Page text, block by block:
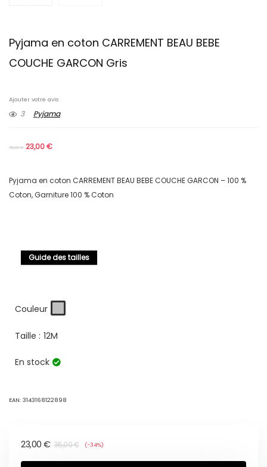
Pyjama en coton CARREMENT BEAU BEBE
COUCHE GARCON Gris
Ajouter votre avis
3 Pyjama
35,00€ 23,00€
Pyjama en coton CARREMENT BEAU BEBE COUCHE GARCON – 100 %
Coton, Garniture 100 % Coton
Guide des tailles
Couleur
Taille : 12M
En stock
EAN: 3143168122898
35,00€
23,00 € (-34%)